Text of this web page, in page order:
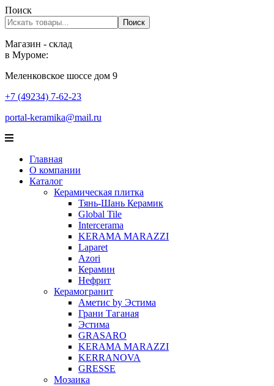
Поиск
Поиск
Магазин - склад
в Муроме:
Меленковское шоссе дом 9
+7 (49234) 7-62-23
portal-keramika@mail.ru
Главная
О компании
Каталог
Керамическая плитка
Тянь-Шань Керамик
Global Tile
Intercerama
KERAMA MARAZZI
Laparet
Аzori
Керамин
Нефрит
Керамогранит
Аметис by Эстима
Грани Таганая
Эстима
GRASARO
KERAMA MARAZZI
KERRANOVA
GRESSE
Мозаика